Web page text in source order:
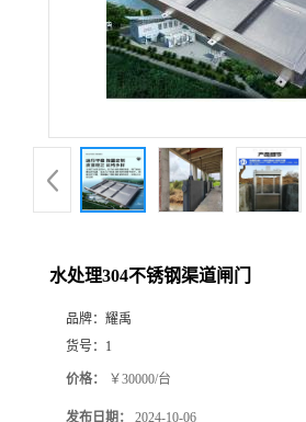
水处理304不锈钢渠道闸门
品牌： 耀禹
货号： 1
价格： ￥30000/台
发布日期： 2024-10-06